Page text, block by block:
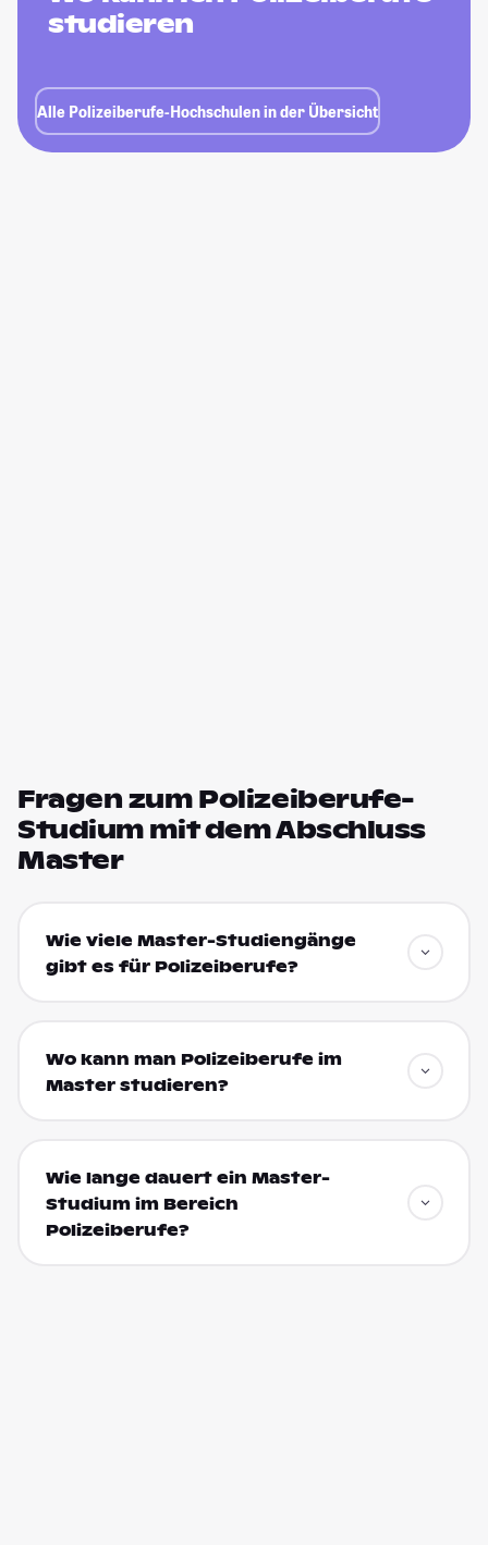
studieren
Alle Polizeiberufe-Hochschulen in der Übersicht
Fragen zum Polizeiberufe-
Studium mit dem Abschluss
Master
Wie viele Master-Studiengänge
gibt es für Polizeiberufe?
Wo kann man Polizeiberufe im
Master studieren?
Wie lange dauert ein Master-
Studium im Bereich
Polizeiberufe?